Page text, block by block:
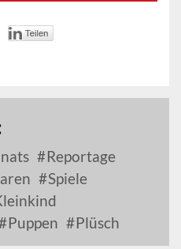
Reportage
Spiele
Puppen Plüsch